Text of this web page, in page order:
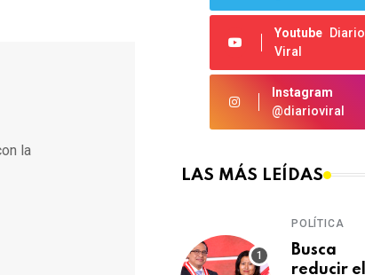
la
Youtube
Diario
Viral
Instagram
@diarioviral
LAS MÁS LEÍDAS
POLÍTICA
Busca
reducir el